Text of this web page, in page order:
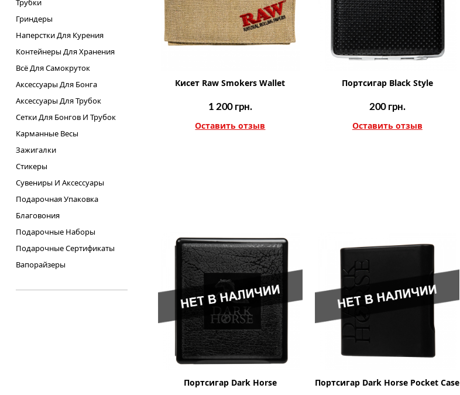
Трубки
Гриндеры
Наперстки Для Курения
Контейнеры Для Хранения
Всё Для Самокруток
Аксессуары Для Бонга
Аксессуары Для Трубок
Сетки Для Бонгов И Трубок
Карманные Весы
Зажигалки
Стикеры
Сувениры И Аксессуары
Подарочная Упаковка
Благовония
Подарочные Наборы
Подарочные Сертификаты
Вапорайзеры
Кисет Raw Smokers Wallet
1 200 грн.
Оставить отзыв
Портсигар Black Style
200 грн.
Оставить отзыв
Портсигар Dark Horse Портсигар Dark Horse Pocket Case